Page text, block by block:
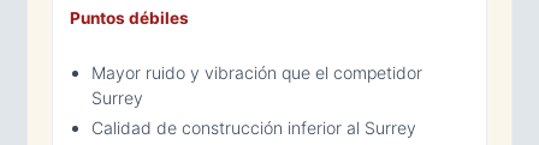
Puntos débiles
Mayor ruido y vibración que el competidor
Surrey
Calidad de construcción inferior al Surrey